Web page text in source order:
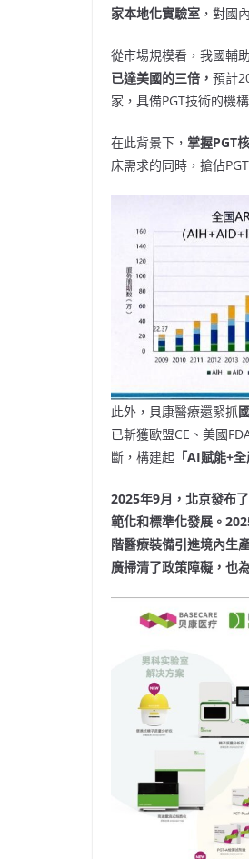
家本地化實驗室 ，對國
從市場規模看，我國輔
已達美國的三倍， 預計
家，具備PGT技術的機
在此背景下， 掌握PGT
床需求的同時，搶佔
此外，貝康醫療還緊抓
已斬獲歐盟CE、美國
斷，構建起 「AI賦能+全
2025年9月，北京發布
範化和標準化發展。
階醫療裝備引進境內生
廣掃清了政策障礙，也